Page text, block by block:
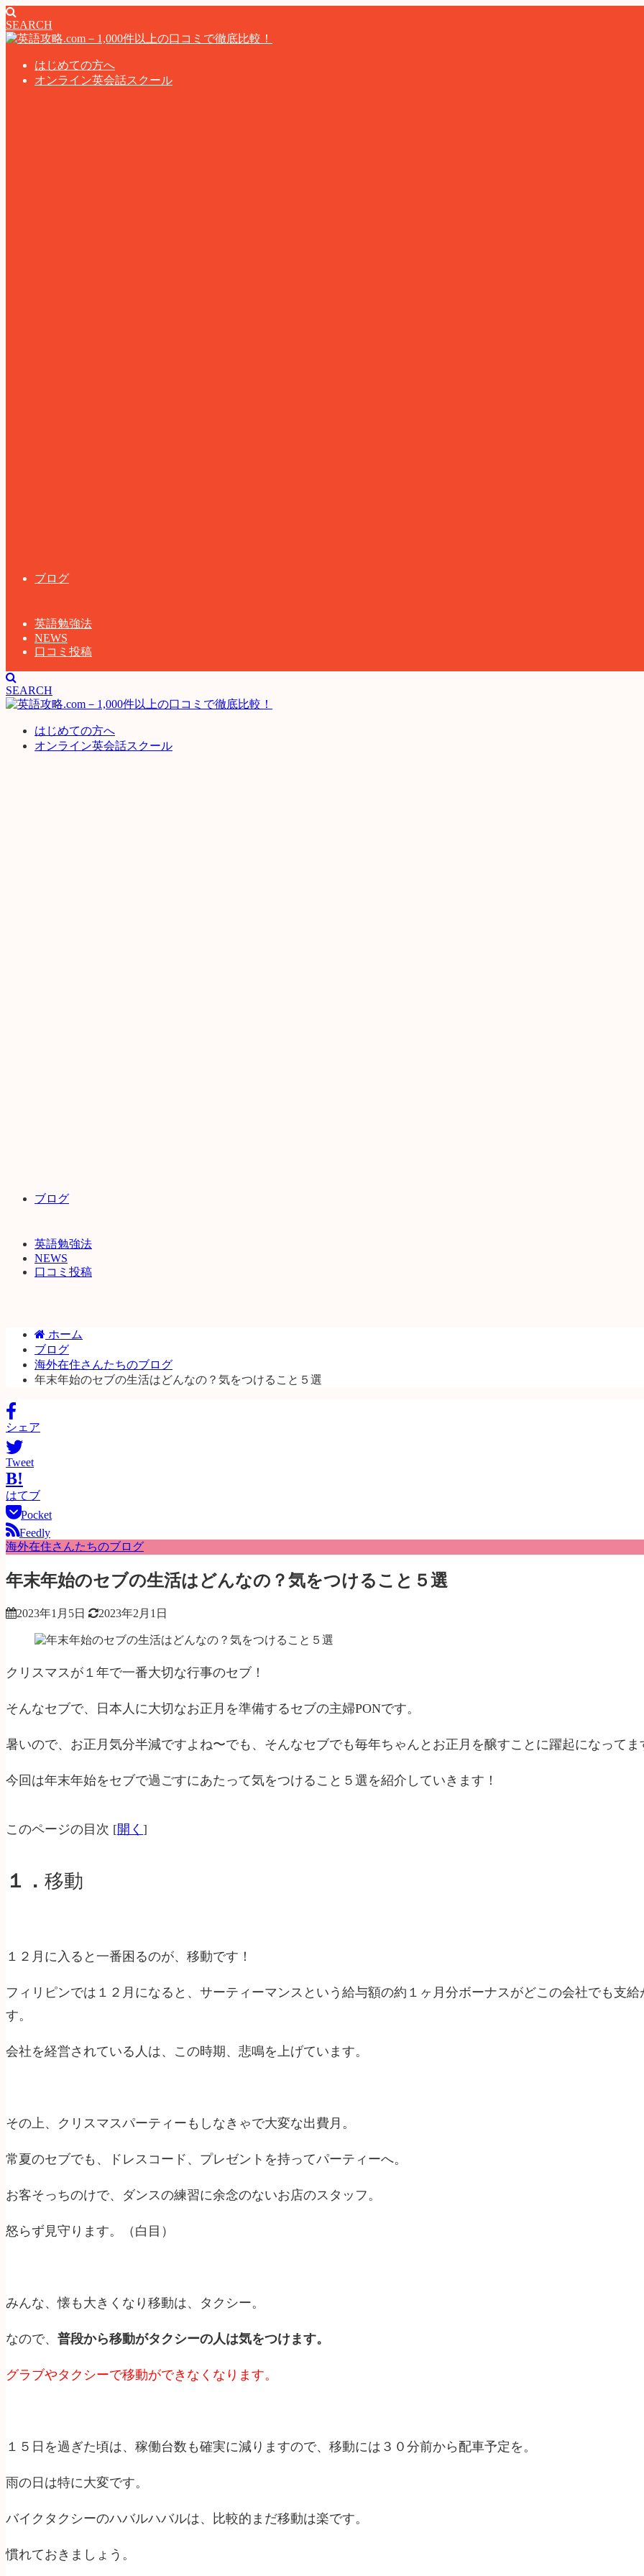
SEARCH
はじめての方へ
オンライン英会話スクール
ブログ
英語勉強法
NEWS
口コミ投稿
SEARCH
はじめての方へ
オンライン英会話スクール
ブログ
英語勉強法
NEWS
口コミ投稿
ホーム
ブログ
海外在住さんたちのブログ
年末年始のセブの生活はどんなの？気をつけること５選
シェア
Tweet
B!
はてブ
Pocket
Feedly
海外在住さんたちのブログ
年末年始のセブの生活はどんなの？気をつけること５選
2023年1月5日 2023年2月1日
クリスマスが１年で一番大切な行事のセブ！
そんなセブで、日本人に大切なお正月を準備するセブの主婦PONです。
暑いので、お正月気分半減ですよね〜でも、そんなセブでも毎年ちゃんとお正月を醸すことに躍起になってま
今回は年末年始をセブで過ごすにあたって気をつけること５選を紹介していきます！
このページの目次 [開く ]
１． 移動
１２月に入ると一番困るのが、移動です！
フィリピンでは１２月になると、サーティーマンスという給与額の約１ヶ月分ボーナスがどこの会社でも支
す。
会社を経営されている人は、この時期、悲鳴を上げています。
その上、クリスマスパーティーもしなきゃで大変な出費月。
常夏のセブでも、ドレスコード、プレゼントを持ってパーティーへ。
お客そっちのけで、ダンスの練習に余念のないお店のスタッフ。
怒らず見守ります。（白目）
みんな、懐も大きくなり移動は、タクシー。
なので、 普段から移動がタクシーの人は気をつけます。
グラブやタクシーで移動ができなくなります。
１５日を過ぎた頃は、稼働台数も確実に減りますので、移動には３０分前から配車予定を。
雨の日は特に大変です。
バイクタクシーのハバルハバルは、比較的まだ移動は楽です。
慣れておきましょう。